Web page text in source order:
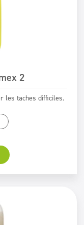
2
les taches difficiles.